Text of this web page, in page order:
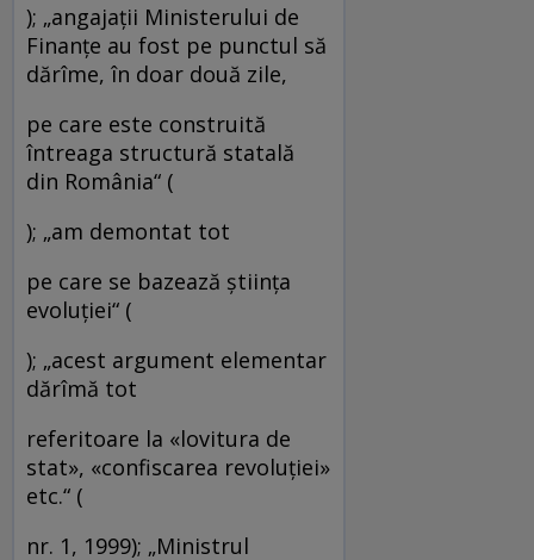
); „angajaţii Ministerului de
Finanţe au fost pe punctul să
dărîme, în doar două zile,
pe care este construită
întreaga structură statală
din România“ (
); „am demontat tot
pe care se bazează ştiinţa
evoluţiei“ (
); „acest argument elementar
dărîmă tot
referitoare la «lovitura de
stat», «confiscarea revoluţiei»
etc.“ (
nr. 1, 1999); „Ministrul